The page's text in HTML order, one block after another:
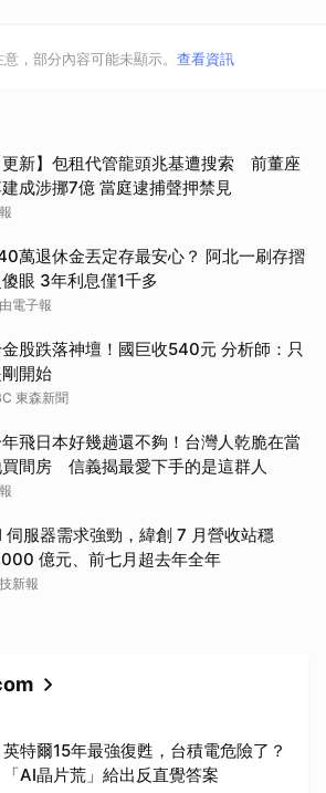
，部分內容可能未顯示。 查看資訊
更新】包租代管龍頭兆基遭搜索 前董座
成涉挪7億 當庭逮捕聲押禁見
萬退休金丟定存最安心？ 阿北一刷存摺
眼 3年利息僅1千多
電子報
股跌落神壇！國巨收540元 分析師：只
開始
東森新聞
飛日本好幾趟還不夠！台灣人乾脆在當
間房 信義揭最愛下手的是這群人
伺服器需求強勁，緯創 7 月營收站穩
億元、前七月超去年全年
新報
英特爾15年最強復甦，台積電危險了？
「AI晶片荒」給出反直覺答案